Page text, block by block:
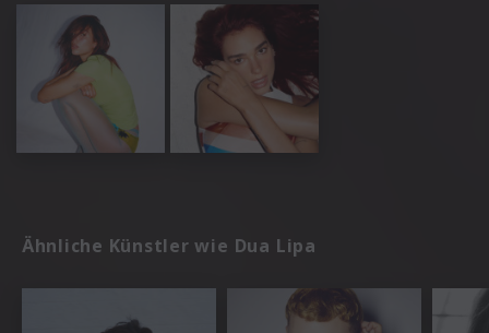
Ähnliche Künstler wie Dua Lipa